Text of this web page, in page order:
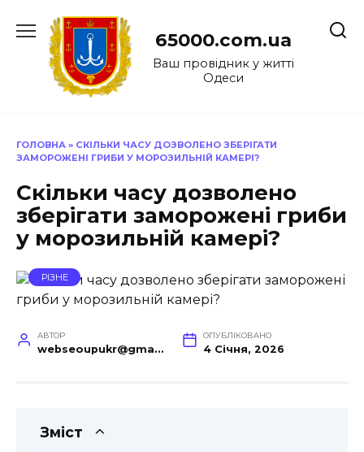
до
65000.com.ua
Ваш провідник у житті
Одеси
ГОЛОВНА » СКІЛЬКИ ЧАСУ ДОЗВОЛЕНО ЗБЕРІГАТИ
ЗАМОРОЖЕНІ ГРИБИ У МОРОЗИЛЬНІЙ КАМЕРІ?
Скільки часу дозволено
зберігати заморожені гриби
у морозильній камері?
РІЗНЕ
АВТОР
webseoupukr@gmail.com
ОПУБЛІКОВАНО
4 Січня, 2026
Зміст